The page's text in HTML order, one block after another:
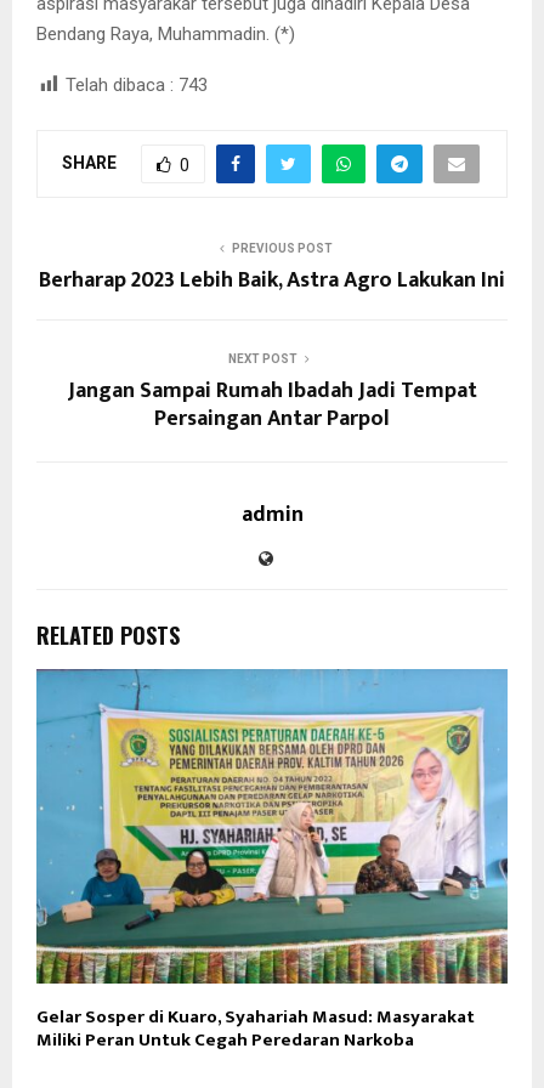
Bendang Raya, Muhammadin. (*)
Telah dibaca : 743
SHARE 0
PREVIOUS POST
Berharap 2023 Lebih Baik, Astra Agro Lakukan Ini
NEXT POST
Jangan Sampai Rumah Ibadah Jadi Tempat
Persaingan Antar Parpol
admin
RELATED POSTS
Gelar Sosper di Kuaro, Syahariah Masud: Masyarakat
Miliki Peran Untuk Cegah Peredaran Narkoba